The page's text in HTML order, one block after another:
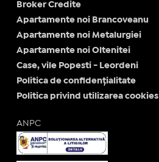
Broker Credite
Apartamente noi Brancoveanu
Apartamente noi Metalurgiei
Apartamente noi Oltenitei
Case, vile Popesti - Leordeni
Politica de confidențialitate
Politica privind utilizarea cookies
ANPC